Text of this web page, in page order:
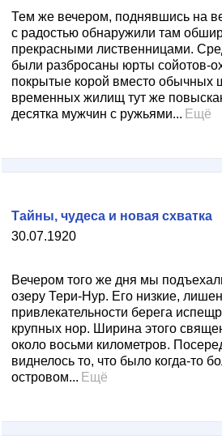
Тем же вечером, поднявшись на
с радостью обнаружили там
прекрасными лиственницами.
были разбросаны юрты сойотов-
покрытые корой вместо обычных
временных жилищ тут же
десятка мужчин с ружьями... Ещё
30.07.1920
Тайны, чудеса и новая схватка
Вечером того же дня мы
озеру Тери-Нур. Его низкие,
привлекательности берега
крупных нор. Ширина этого
около восьми километров.
виднелось то, что было когда-то
островом... Ещё